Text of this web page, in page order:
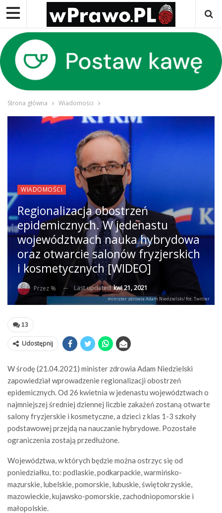
Strona główna Wiadomości
WIADOMOŚCI
Regionalizacja obostrzeń
epidemicznych. W jedenastu
województwach nauka hybrydowa
oraz otwarcie salonów fryzjerskich
i kosmetycznych [WIDEO]
Przez % Last updatedkwi 21, 2021
minister zdrowia Adam Niedzielski/ fot. Twitter
13
Udostępnij
W środę (21.04.2021) minister zdrowia Adam Niedzielski
zapowiedział wprowadzenie regionalizacji obostrzeń
epidemicznych. Od 26 kwietnia w jedenastu województwach o
najmniejszej średniej dziennej liczbie zakażeń zostaną otwarte
salony fryzjerskie i kosmetyczne, a dzieci z klas 1-3 szkoły
podstawowej przejdą na nauczanie hybrydowe. Pozostałe
ograniczenia zostają przedłużone.
Województwa, w których będzie można ostrzyc się od
poniedziałku, to: podlaskie, podkarpackie, warmińsko-
mazurskie, lubelskie, pomorskie, lubuskie, świętokrzyskie,
mazowieckie, kujawsko-pomorskie, zachodniopomorskie i
małopolskie.